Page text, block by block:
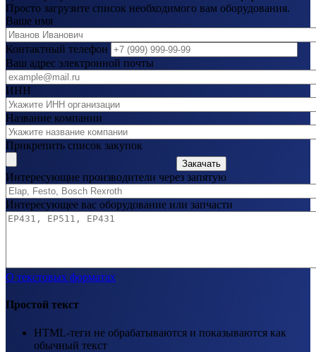
Просто загрузите список необходимого вам оборудования.
Ваше имя
Контактный телефон
Ваш адрес электронной почты
ИНН
Название компании
Прикрепить список закупок
Закачать
Интересующие производители через запятую
Интересующее вас оборудование или запчасти
О текстовых форматах
Простой текст
HTML-теги не обрабатываются и показываются как
обычный текст